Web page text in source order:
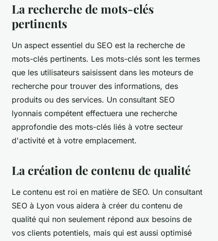
La recherche de mots-clés
pertinents
Un aspect essentiel du SEO est la recherche de
mots-clés pertinents. Les mots-clés sont les termes
que les utilisateurs saisissent dans les moteurs de
recherche pour trouver des informations, des
produits ou des services. Un consultant SEO
lyonnais compétent effectuera une recherche
approfondie des mots-clés liés à votre secteur
d'activité et à votre emplacement.
La création de contenu de qualité
Le contenu est roi en matière de SEO. Un consultant
SEO à Lyon vous aidera à créer du contenu de
qualité qui non seulement répond aux besoins de
vos clients potentiels, mais qui est aussi optimisé